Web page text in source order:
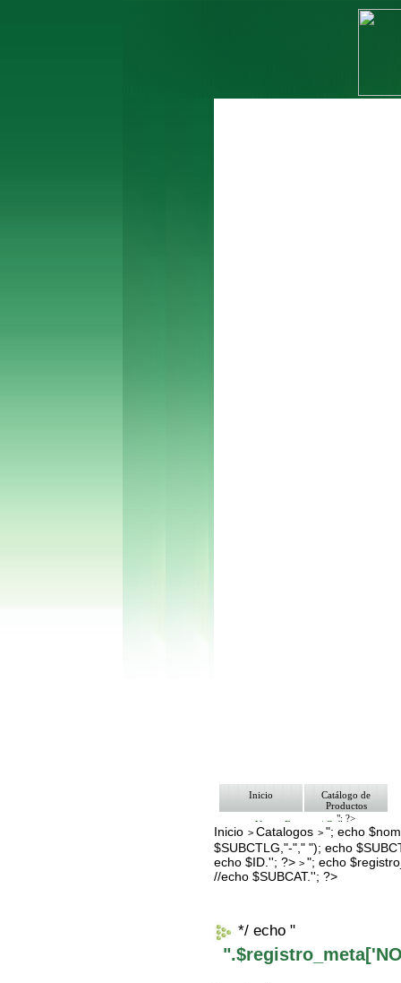
Inicio
Catálogo de
Productos
"; ?>
Ventas Empresa/ Gobierno
Ofertas
Envíos y Formas de Pago
Nosotros
Bolsa de Trabajo
Contacto
Inicio >Catalogos >"; echo
$SUBCTLG,"-"," "); echo
echo $ID.''; ?>>"; echo
//echo $SUBCAT.''; ?>
*/ echo "